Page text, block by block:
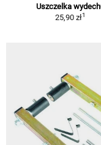
Uszczelka
25,90 zł1